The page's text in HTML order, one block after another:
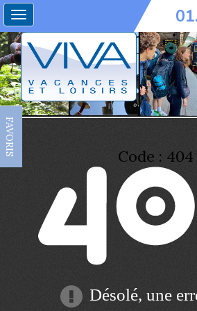
Toggle
navigation
FAVORIS Code : 404
Désolé, une